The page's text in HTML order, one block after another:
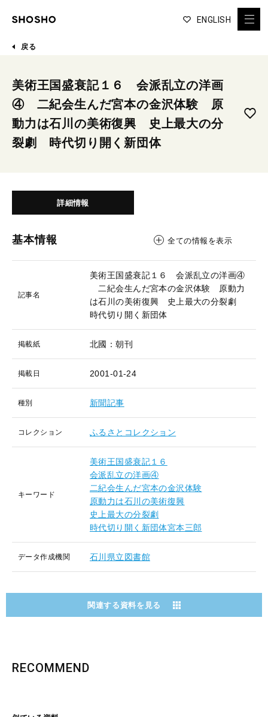
ENGLISH
戻る
美術王国盛衰記１６ 会派乱立の洋画
④ 二紀会生んだ宮本の金沢体験 原
動力は石川の美術復興 史上最大の分
裂劇 時代切り開く新団体
詳細情報
基本情報 全ての情報を表示
記事名
美術王国盛衰記１６ 会派乱立の洋画④
二紀会生んだ宮本の金沢体験 原動力
は石川の美術復興 史上最大の分裂劇
時代切り開く新団体
掲載紙 北國：朝刊
掲載日 2001-01-24
種別 新聞記事
コレクション ふるさとコレクション
キーワード
美術王国盛衰記１６
会派乱立の洋画④
二紀会生んだ宮本の金沢体験
原動力は石川の美術復興
史上最大の分裂劇
時代切り開く新団体宮本三郎
データ作成機関 石川県立図書館
関連する資料を見る
RECOMMEND